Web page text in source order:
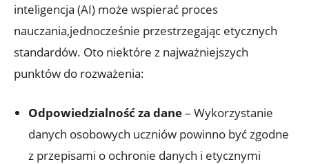
inteligencja (AI) może wspierać proces
nauczania,jednocześnie przestrzegając etycznych
standardów. Oto niektóre z najważniejszych
punktów do rozważenia:
Odpowiedzialność za dane– Wykorzystanie
danych osobowych uczniów powinno być zgodne
z przepisami o ochronie danych i etycznymi